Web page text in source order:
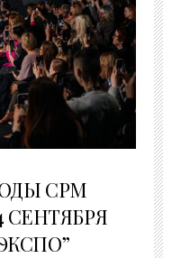
CPM
СЕНТЯБРЯ